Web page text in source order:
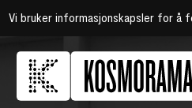
Vi bruker informasjonskapsler for å